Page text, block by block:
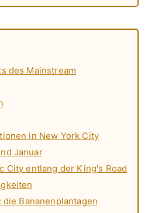
des Mainstream
in New York City
Januar
City entlang der King's Road
Bananenplantagen